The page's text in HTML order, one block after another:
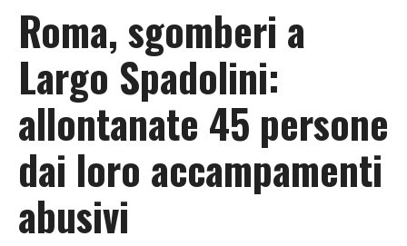
Roma, sgomberi a
Largo Spadolini:
allontanate 45 persone
dai loro accampamenti
abusivi